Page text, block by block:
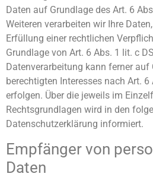
Daten auf Grundlage des Art. 6
Weiteren verarbeiten wir Ihre
Erfüllung einer rechtlichen
Grundlage von Art. 6 Abs. 1 lit. c
Datenverarbeitung kann ferner auf
berechtigten Interesses nach Art. 6
erfolgen. Über die jeweils im
Rechtsgrundlagen wird in den
Datenschutzerklärung informiert.
Empfänger von
Daten